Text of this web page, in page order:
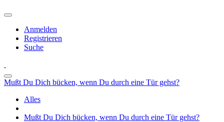
Anmelden
Registrieren
Suche
Mußt Du Dich bücken, wenn Du durch eine Tür gehst?
Alles
Mußt Du Dich bücken, wenn Du durch eine Tür gehst?